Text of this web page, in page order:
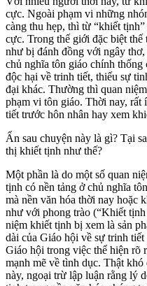
cực. Ngoài phạm vi những
càng thu hẹp, thì từ “khiết
cực. Trong thế giới đặc biệt
như bị đánh đồng với ngây
chủ nghĩa tôn giáo chính
độc hại về trinh tiết, thiếu sự
đại khác. Thường thì quan
phạm vi tôn giáo. Thời nay,
tiết trước hôn nhân hay xem
Ẩn sau chuyện này là gì? Tại
thị khiết tịnh như thế?
Một phần là do một số quan
tịnh có nền tảng ở chủ nghĩa
mà nền văn hóa thời nay hoặc
như với phong trào (“Khiết
niệm khiết tịnh bị xem là sản
dài của Giáo hội về sự trinh
Giáo hội trong việc thể hiện rõ
mạnh mẽ về tình dục. Thật
này, ngoại trừ lập luận rằng lý